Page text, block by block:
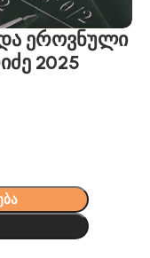
და ეროვნული
2025